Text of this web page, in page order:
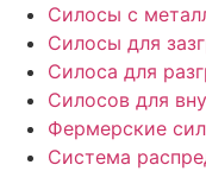
Силосы с
Силосы для
Силоса для
Силосов для
Фермерские
Система